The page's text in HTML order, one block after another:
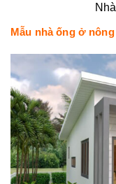
Mẫu nhà ống ở